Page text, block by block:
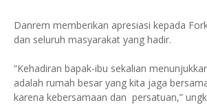
Danrem memberikan apresiasi kepada
dan seluruh masyarakat yang hadir.
“Kehadiran bapak-ibu sekalian
adalah rumah besar yang kita jaga
karena kebersamaan dan persatuan,”